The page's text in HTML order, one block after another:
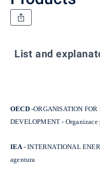
List and
OECD-ORGANISATION FOR
DEVELOPMENT -
IEA - INTERNATIONAL
agentura